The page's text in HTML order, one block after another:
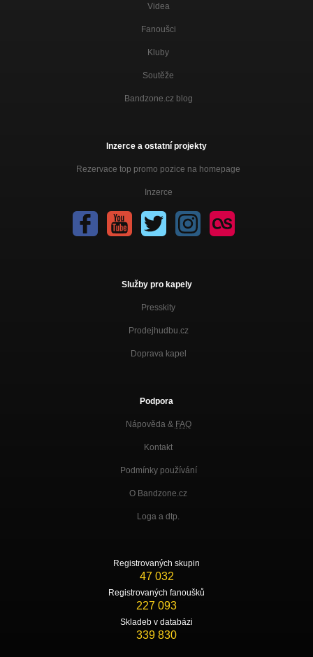
Videa
Fanoušci
Kluby
Soutěže
Bandzone.cz blog
Inzerce a ostatní projekty
Rezervace top promo pozice na homepage
Inzerce
Služby pro kapely
Presskity
Prodejhudbu.cz
Doprava kapel
Podpora
Nápověda & FAQ
Kontakt
Podmínky používání
O Bandzone.cz
Loga a dtp.
Registrovaných skupin
47 032
Registrovaných fanoušků
227 093
Skladeb v databázi
339 830